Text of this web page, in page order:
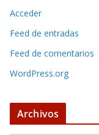
Acceder
Feed de entradas
Feed de comentarios
WordPress.org
Archivos